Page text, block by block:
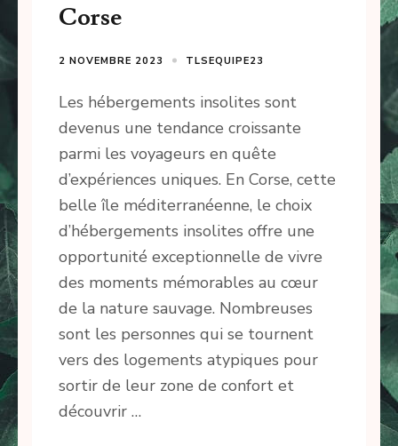
Corse
2 NOVEMBRE 2023 TLSEQUIPE23
Les hébergements insolites sont
devenus une tendance croissante
parmi les voyageurs en quête
d’expériences uniques. En Corse, cette
belle île méditerranéenne, le choix
d’hébergements insolites offre une
opportunité exceptionnelle de vivre
des moments mémorables au cœur
de la nature sauvage. Nombreuses
sont les personnes qui se tournent
vers des logements atypiques pour
sortir de leur zone de confort et
découvrir …